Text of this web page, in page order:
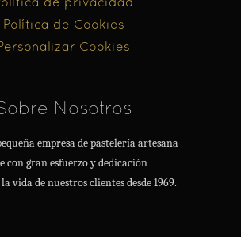
Política de Cookies
Cookies
Nosotros
empresa de pastelería artesana
con gran esfuerzo y dedicación
vida de nuestros clientes desde 1969.